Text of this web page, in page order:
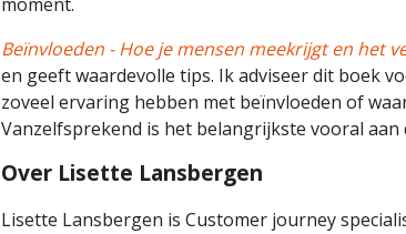
Beïnvloeden - Hoe je mensen meekrijgt en het
en geeft waardevolle tips. Ik adviseer dit boek
zoveel ervaring hebben met beïnvloeden of
Vanzelfsprekend is het belangrijkste vooral aan
Over Lisette Lansbergen
Lisette Lansbergen is Customer journey